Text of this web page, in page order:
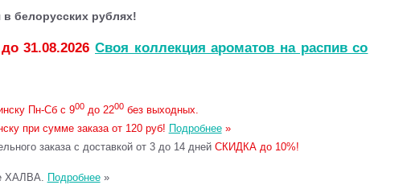
белорусских рублях!
31.08.2026 Своя коллекция ароматов на распив со
Пн-Сб с 900до 2200без выходных.
при сумме заказа от 120 руб! Подробнее»
заказа с доставкой от 3 до 14 дней СКИДКА до 10%!
ХАЛВА. Подробнее»